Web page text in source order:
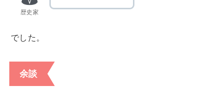
歴史家
でした。
余談